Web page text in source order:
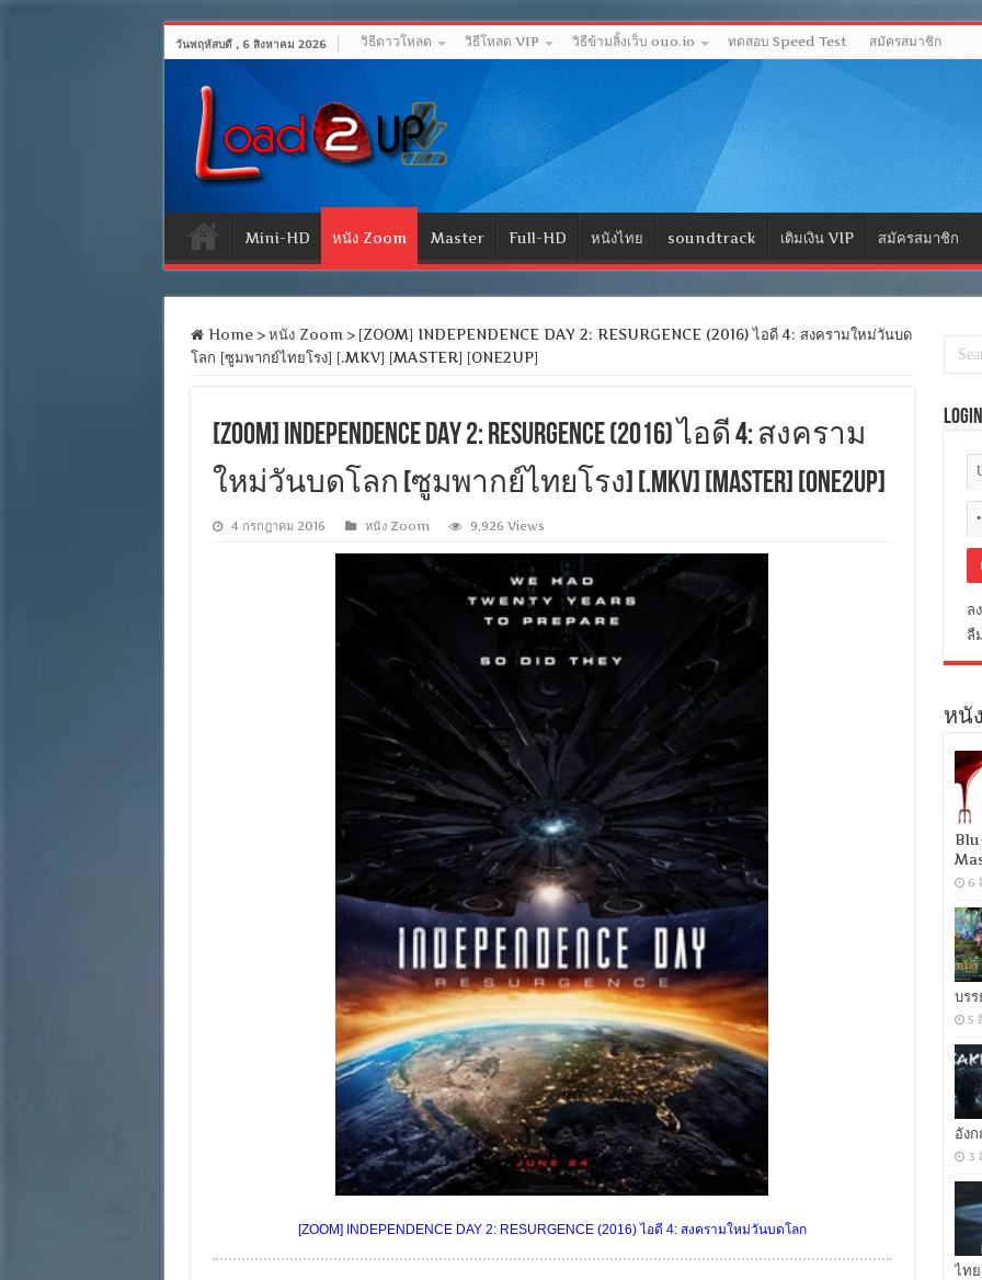
วันพฤหัสบดี , 6 สิงหาคม 2026 วิธีดาวโหลด วิธีโหลด VIP วิธีข้ามลิ้งเว็บ ouo.io ทดสอบ Speed Test สมัครสมาชิก
Mini-HD หนัง Zoom Master Full-HD หนังไทย soundtrack เติมเงิน VIP สมัครสมาชิก
Home > หนัง Zoom > [ZOOM] INDEPENDENCE DAY 2: RESURGENCE (2016) ไอดี 4: สงครามใหม่วันบด
โลก [ซูมพากย์ไทยโรง] [.MKV] [MASTER] [ONE2UP]
[ZOOM] INDEPENDENCE DAY 2: RESURGENCE (2016) ไอดี 4: สงคราม
ใหม่วันบดโลก [ซูมพากย์ไทยโรง] [.MKV] [MASTER] [ONE2UP]
4 กรกฎาคม 2016 หนัง Zoom 9,926 Views
[ZOOM] INDEPENDENCE DAY 2: RESURGENCE (2016) ไอดี 4: สงครามใหม่วันบดโลก
Login
ล
ลื
หนั
6
บร
5
อัง
3
ไท